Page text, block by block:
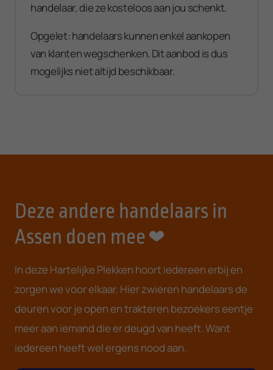
handelaar, die ze kosteloos aan jou schenkt.
Opgelet: handelaars kunnen enkel aankopen
van klanten wegschenken. Dit aanbod is dus
mogelijks niet altijd beschikbaar.
Deze andere handelaars in
Assen doen mee
In deze Hartelijke Plekken hoort iedereen erbij en
zorgen we voor elkaar. Hier zwieren handelaars de
deuren voor je open en trakteren bezoekers eentje
meer aan iemand die er deugd van heeft. Want
iedereen heeft wel ergens nood aan.